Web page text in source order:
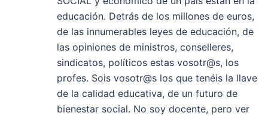
educación. Detrás de los millones de euros,
de las innumerables leyes de educación, de
las opiniones de ministros, conselleres,
sindicatos, políticos estas vosotr@s, los
profes. Sois vosotr@s los que tenéis la llave
de la calidad educativa, de un futuro de
bienestar social. No soy docente, pero ver